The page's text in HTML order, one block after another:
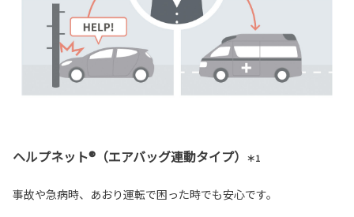
ヘルプネット®（エアバッグ連動タイプ） ＊1
事故や急病時、あおり運転で困った時でも安心です。